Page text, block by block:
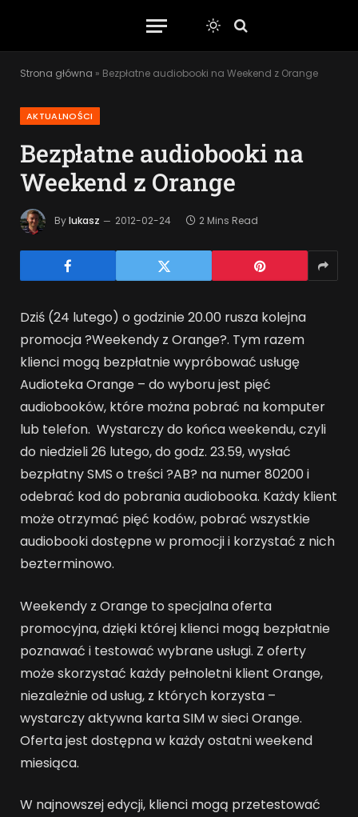
Strona główna » Bezpłatne audiobooki na Weekend z Orange
AKTUALNOŚCI
Bezpłatne audiobooki na
Weekend z Orange
Bylukasz 2012-02-24 2 Mins Read
Dziś (24 lutego) o godzinie 20.00 rusza kolejna
promocja ?Weekendy z Orange?. Tym razem
klienci mogą bezpłatnie wypróbować usługę
Audioteka Orange – do wyboru jest pięć
audiobooków, które można pobrać na komputer
lub telefon. Wystarczy do końca weekendu, czyli
do niedzieli 26 lutego, do godz. 23.59, wysłać
bezpłatny SMS o treści ?AB? na numer 80200 i
odebrać kod do pobrania audiobooka. Każdy klient
może otrzymać pięć kodów, pobrać wszystkie
audiobooki dostępne w promocji i korzystać z nich
bezterminowo.
Weekendy z Orange to specjalna oferta
promocyjna, dzięki której klienci mogą bezpłatnie
poznawać i testować wybrane usługi. Z oferty
może skorzystać każdy pełnoletni klient Orange,
niezależnie od usług, z których korzysta –
wystarczy aktywna karta SIM w sieci Orange.
Oferta jest dostępna w każdy ostatni weekend
miesiąca.
W najnowszej edycji, klienci mogą przetestować